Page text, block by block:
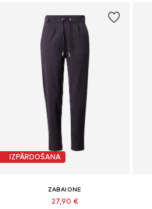
IZPĀRDOŠANA
ZABAIONE
27,90 €